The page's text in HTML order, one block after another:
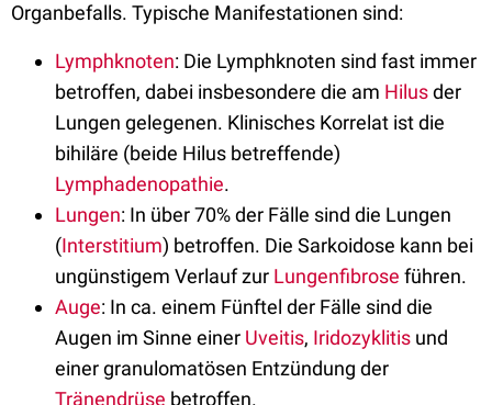
Organbefalls. Typische Manifestationen sind:
Lymphknoten: Die Lymphknoten sind fast immer
betroffen, dabei insbesondere die am Hilusder
Lungen gelegenen. Klinisches Korrelat ist die
bihiläre (beide Hilus betreffende)
Lymphadenopathie.
Lungen: In über 70% der Fälle sind die Lungen
(Interstitium) betroffen. Die Sarkoidose kann bei
ungünstigem Verlauf zur Lungenfibrose führen.
Auge: In ca. einem Fünftel der Fälle sind die
Augen im Sinne einer Uveitis, Iridozyklitis und
einer granulomatösen Entzündung der
Tränendrüse betroffen.